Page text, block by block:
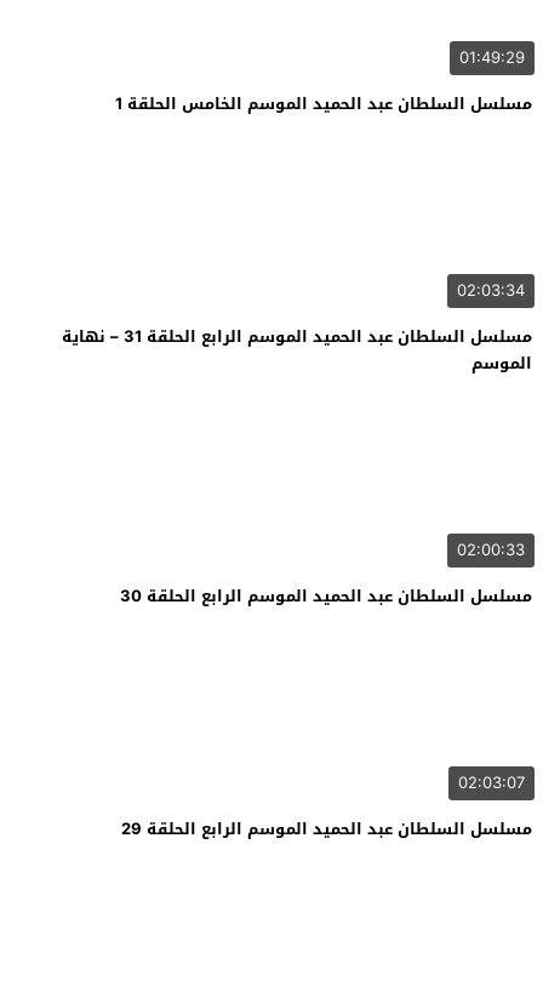
01:49:29
مسلسل السلطان عبد الحميد الموسم الخامس الحلقة 1
02:03:34
مسلسل السلطان عبد الحميد الموسم الرابع الحلقة 31 – نهاية
الموسم
02:00:33
مسلسل السلطان عبد الحميد الموسم الرابع الحلقة 30
02:03:07
مسلسل السلطان عبد الحميد الموسم الرابع الحلقة 29